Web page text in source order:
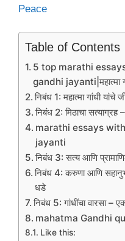
Peace
Table of Contents
5 top marathi
gandhi jayanti|महात्मा
निबंध 1: महात्मा गांधी यांचे
निबंध 2: मिठाचा
marathi essays
jayanti
निबंध 3: सत्य आणि
निबंध 4: करुणा आणि
धडे
निबंध 5: गांधींचा वारसा –
mahatma Gandhi
Like this: